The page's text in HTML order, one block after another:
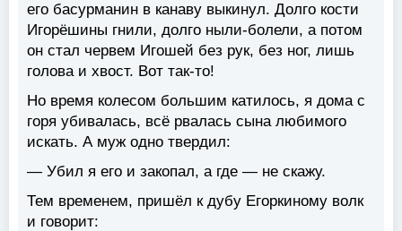
его басурманин в канаву выкинул. Долго кости
Игорёшины гнили, долго ныли-болели, а потом
он стал червем Игошей без рук, без ног, лишь
голова и хвост. Вот так-то!
Но время колесом большим катилось, я дома с
горя убивалась, всё рвалась сына любимого
искать. А муж одно твердил:
— Убил я его и закопал, а где — не скажу.
Тем временем, пришёл к дубу Егоркиному волк
и говорит: